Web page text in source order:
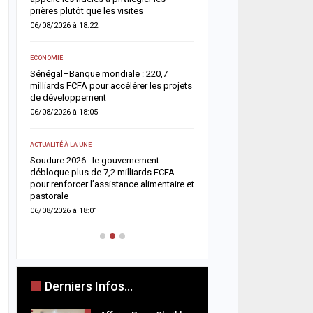
prières plutôt que les visites
06/08/2026 à 18:22
ECONOMIE
Sénégal–Banque mondiale : 220,7
milliards FCFA pour accélérer les projets
de développement
06/08/2026 à 18:05
ACTUALITÉ À LA UNE
Soudure 2026 : le gouvernement
débloque plus de 7,2 milliards FCFA
pour renforcer l’assistance alimentaire et
pastorale
06/08/2026 à 18:01
Derniers Infos...